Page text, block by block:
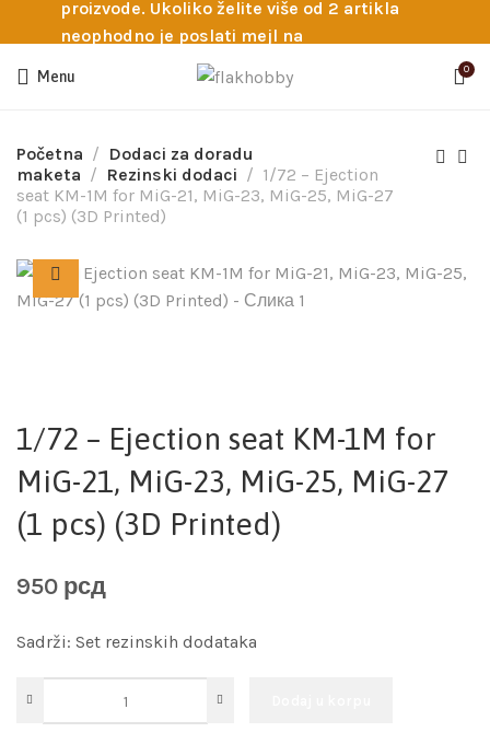
proizvode. Ukoliko želite više od 2 artikla
neophodno je poslati mejl na
info@flakhobby.com sa preciznim šiframa
proizvoda. Svakako nas možete pozvati
potrebna pomoć oko odabira.
Menu 0
Početna
Dodaci za doradu
maketa
Rezinski dodaci
1/72 – Ejection
seat KM-1M for MiG-21, MiG-23, MiG-25, MiG-27
(1 pcs) (3D Printed)
1/72 – Ejection seat KM-1M for
MiG-21, MiG-23, MiG-25, MiG-27
(1 pcs) (3D Printed)
950 рсд
Sadrži: Set rezinskih dodataka